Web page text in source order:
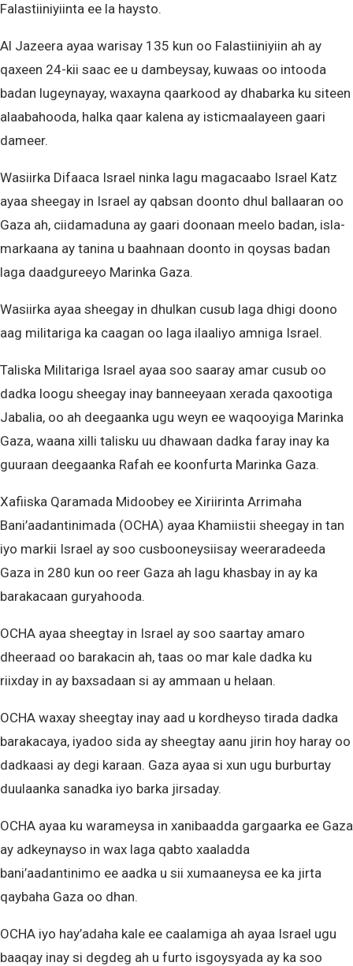
Falastiiniyiinta ee la haysto.
Al Jazeera ayaa warisay 135 kun oo Falastiiniyiin ah ay
qaxeen 24-kii saac ee u dambeysay, kuwaas oo intooda
badan lugeynayay, waxayna qaarkood ay dhabarka ku siteen
alaabahooda, halka qaar kalena ay isticmaalayeen gaari
dameer.
Wasiirka Difaaca Israel ninka lagu magacaabo Israel Katz
ayaa sheegay in Israel ay qabsan doonto dhul ballaaran oo
Gaza ah, ciidamaduna ay gaari doonaan meelo badan, isla-
markaana ay tanina u baahnaan doonto in qoysas badan
laga daadgureeyo Marinka Gaza.
Wasiirka ayaa sheegay in dhulkan cusub laga dhigi doono
aag militariga ka caagan oo laga ilaaliyo amniga Israel.
Taliska Militariga Israel ayaa soo saaray amar cusub oo
dadka loogu sheegay inay banneeyaan xerada qaxootiga
Jabalia, oo ah deegaanka ugu weyn ee waqooyiga Marinka
Gaza, waana xilli talisku uu dhawaan dadka faray inay ka
guuraan deegaanka Rafah ee koonfurta Marinka Gaza.
Xafiiska Qaramada Midoobey ee Xiriirinta Arrimaha
Bani’aadantinimada (OCHA) ayaa Khamiistii sheegay in tan
iyo markii Israel ay soo cusbooneysiisay weeraradeeda
Gaza in 280 kun oo reer Gaza ah lagu khasbay in ay ka
barakacaan guryahooda.
OCHA ayaa sheegtay in Israel ay soo saartay amaro
dheeraad oo barakacin ah, taas oo mar kale dadka ku
riixday in ay baxsadaan si ay ammaan u helaan.
OCHA waxay sheegtay inay aad u kordheyso tirada dadka
barakacaya, iyadoo sida ay sheegtay aanu jirin hoy haray oo
dadkaasi ay degi karaan. Gaza ayaa si xun ugu burburtay
duulaanka sanadka iyo barka jirsaday.
OCHA ayaa ku warameysa in xanibaadda gargaarka ee Gaza
ay adkeynayso in wax laga qabto xaaladda
bani’aadantinimo ee aadka u sii xumaaneysa ee ka jirta
qaybaha Gaza oo dhan.
OCHA iyo hay’adaha kale ee caalamiga ah ayaa Israel ugu
baaqay inay si degdeg ah u furto isgoysyada ay ka soo